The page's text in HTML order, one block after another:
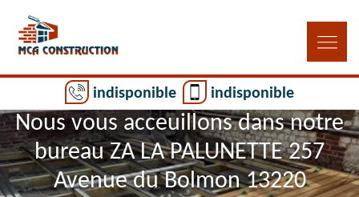
indisponible indisponible
Nous vous acceuillons dans notre
bureau ZA LA PALUNETTE 257
Avenue du Bolmon 13220